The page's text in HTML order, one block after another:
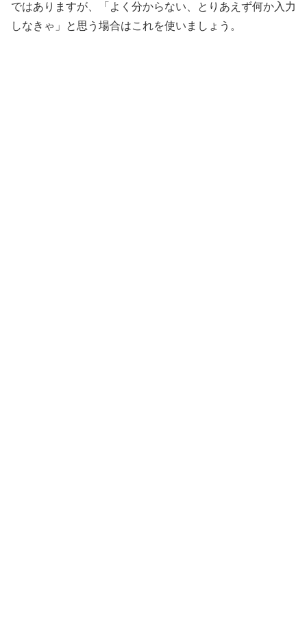
ではありますが、「よく分からない、とりあえず何か入力
しなきゃ」と思う場合はこれを使いましょう。